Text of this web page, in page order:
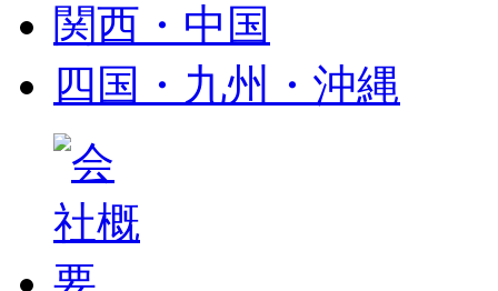
関西・中国
四国・九州・沖縄